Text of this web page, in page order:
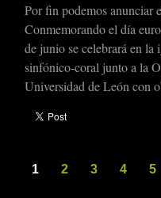
Por fin podemos
Conmemorando el día
de junio se celebrará en la
sinfónico-coral junto a la
Universidad de León con
1 2 3 4 5